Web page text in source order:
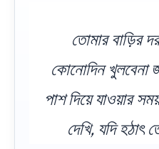
তোমার বাড়ির
কোনোদিন খুলবেনা
পাশ দিয়ে যাওয়ার
দেখি, যদি হঠাৎ